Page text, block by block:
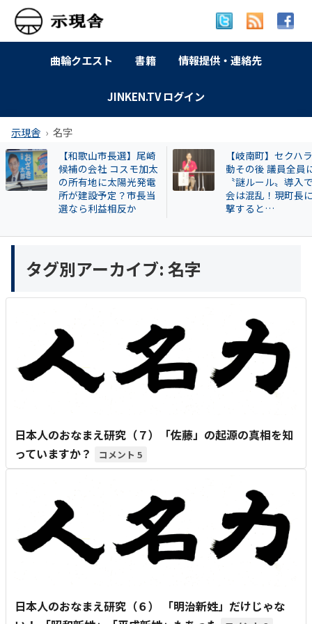
曲輪クエスト 書籍 情報提供・連絡先
JINKEN.TV ログイン
示現舎 名字
【和歌山市長選】尾崎
候補の会社 コスモ加太
の所有地に太陽光発電
所が建設予定？市長当
選なら利益相反か
【岐南町】セクハラ
動その後 議員全員に
〝謎ルール〟導入で
会は混乱！現町長に
撃すると…
タグ別アーカイブ: 名字
日本人のおなまえ研究（７）「佐藤」の起源の真相を知
っていますか？
5
日本人のおなまえ研究（６） 「明治新姓」だけじゃな